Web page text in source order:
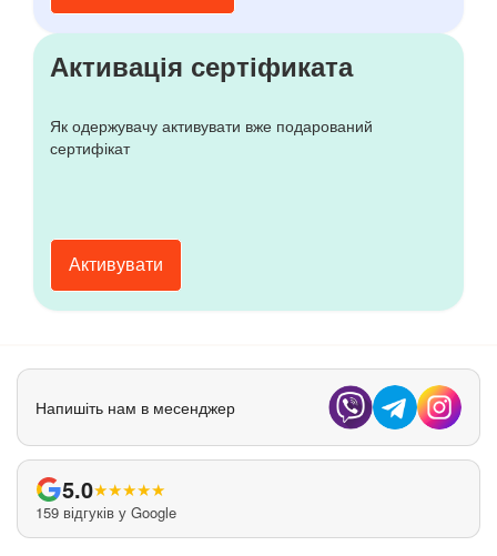
Активація сертіфиката
Як одержувачу активувати вже подарований
сертифікат
Активувати
Напишіть нам в месенджер
5.0★★★★★
159 відгуків у Google